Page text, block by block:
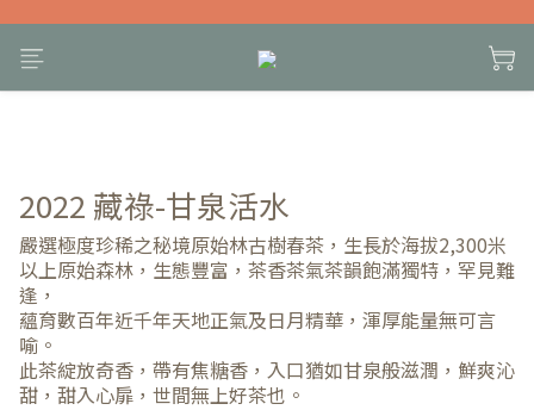
2022 藏祿-甘泉活水
嚴選極度珍稀之秘境原始林古樹春茶，生長於海拔2,300米
以上原始森林，生態豐富，茶香茶氣茶韻飽滿獨特，罕見難
逢，
蘊育數百年近千年天地正氣及日月精華，渾厚能量無可言
喻。
此茶綻放奇香，帶有焦糖香，入口猶如甘泉般滋潤，鮮爽沁
甜，甜入心扉，世間無上好茶也。